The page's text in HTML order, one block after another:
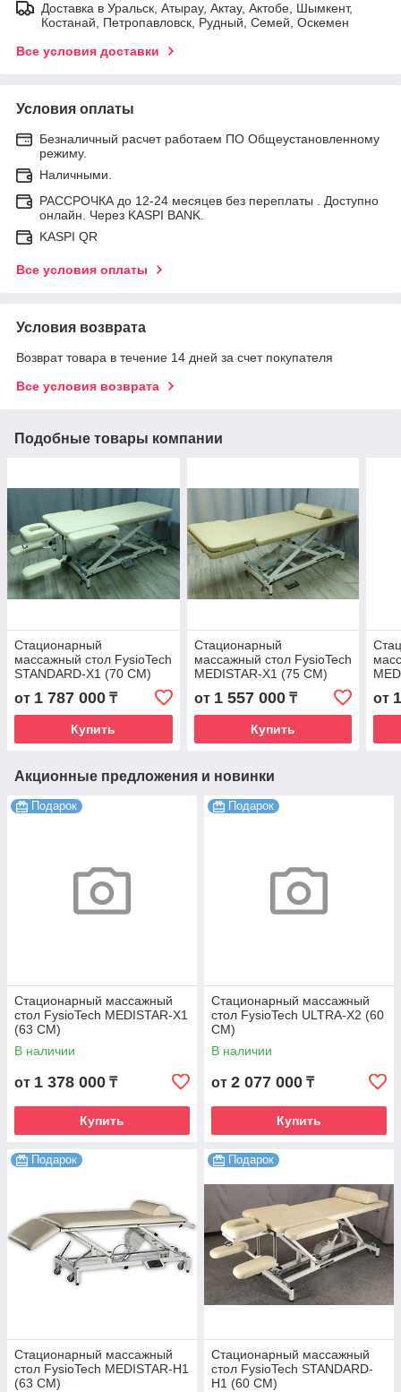
Доставка в Уральск, Атырау, Актау, Актобе, Шымкент,
Костанай, Петропавловск, Рудный, Семей, Оскемен
Все условия доставки
Условия оплаты
Безналичный расчет работаем ПО Общеустановленному
режиму.
Наличными.
РАССРОЧКА до 12-24 месяцев без переплаты . Доступно
онлайн. Через KASPI BANK.
KASPI QR
Все условия оплаты
Условия возврата
Возврат товара в течение 14 дней за счет покупателя
Все условия возврата
Подобные товары компании
Стационарный
массажный стол FysioTech
STANDARD-X1 (70 CM)
от 1 787 000 ₸
Купить
Стационарный
массажный стол FysioTech
MEDISTAR-X1 (75 CM)
от 1 557 000₸
Купить
от
Акционные предложения и новинки
Подарок
Стационарный массажный
стол FysioTech MEDISTAR-X1
(63 CM)
В наличии
от 1 378 000 ₸
Купить
Подарок
Стационарный массажный
стол FysioTech ULTRA-X2 (60
CM)
В наличии
от 2 077 000 ₸
Купить
Подарок
Стационарный массажный
стол FysioTech MEDISTAR-H1
(63 CM)
Подарок
Стационарный массажный
стол FysioTech STANDARD-
H1 (60 CM)